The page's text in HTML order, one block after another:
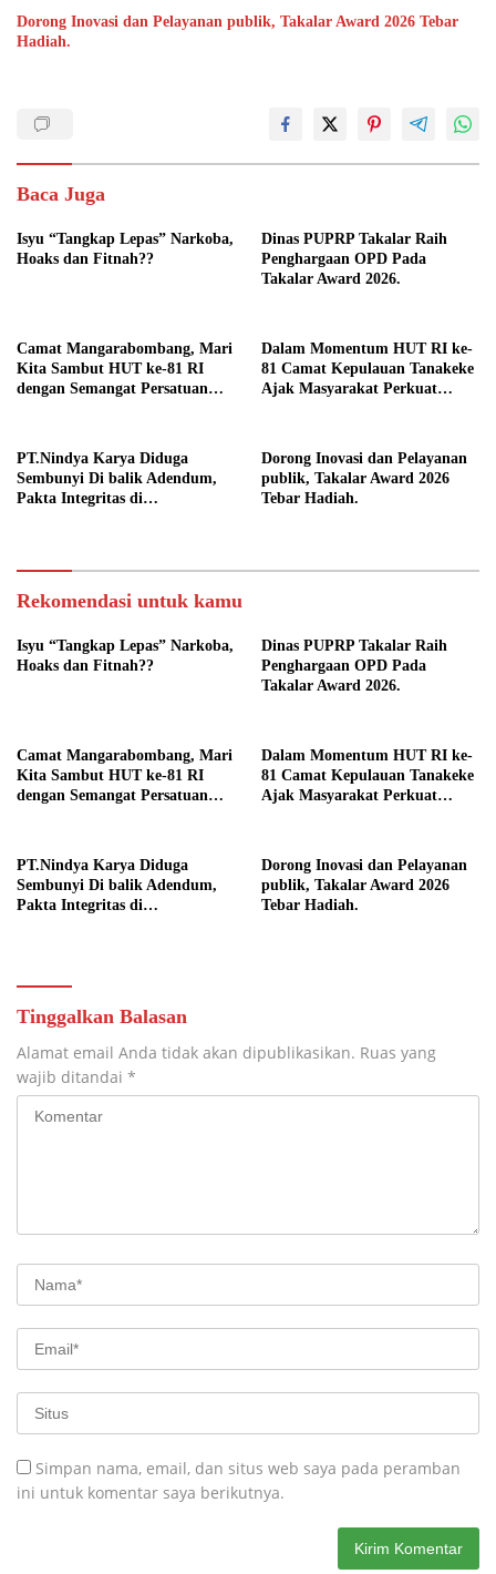
Dorong Inovasi dan Pelayanan publik, Takalar Award 2026 Tebar
Hadiah.
Baca Juga
Isyu “Tangkap Lepas” Narkoba,
Hoaks dan Fitnah??
Dinas PUPRP Takalar Raih
Penghargaan OPD Pada
Takalar Award 2026.
Camat Mangarabombang, Mari
Kita Sambut HUT ke-81 RI
dengan Semangat Persatuan
Dalam Momentum HUT RI ke-
81 Camat Kepulauan Tanakeke
Ajak Masyarakat Perkuat
PT.Nindya Karya Diduga
Sembunyi Di balik Adendum,
Pakta Integritas di
Dorong Inovasi dan Pelayanan
publik, Takalar Award 2026
Tebar Hadiah.
Rekomendasi untuk kamu
Isyu “Tangkap Lepas” Narkoba,
Hoaks dan Fitnah??
Dinas PUPRP Takalar Raih
Penghargaan OPD Pada
Takalar Award 2026.
Camat Mangarabombang, Mari
Kita Sambut HUT ke-81 RI
dengan Semangat Persatuan
Dalam Momentum HUT RI ke-
81 Camat Kepulauan Tanakeke
Ajak Masyarakat Perkuat
PT.Nindya Karya Diduga
Sembunyi Di balik Adendum,
Pakta Integritas di
Dorong Inovasi dan Pelayanan
publik, Takalar Award 2026
Tebar Hadiah.
Tinggalkan Balasan
Alamat email Anda tidak akan dipublikasikan. Ruas yang
wajib ditandai *
Simpan nama, email, dan situs web saya pada peramban
ini untuk komentar saya berikutnya.